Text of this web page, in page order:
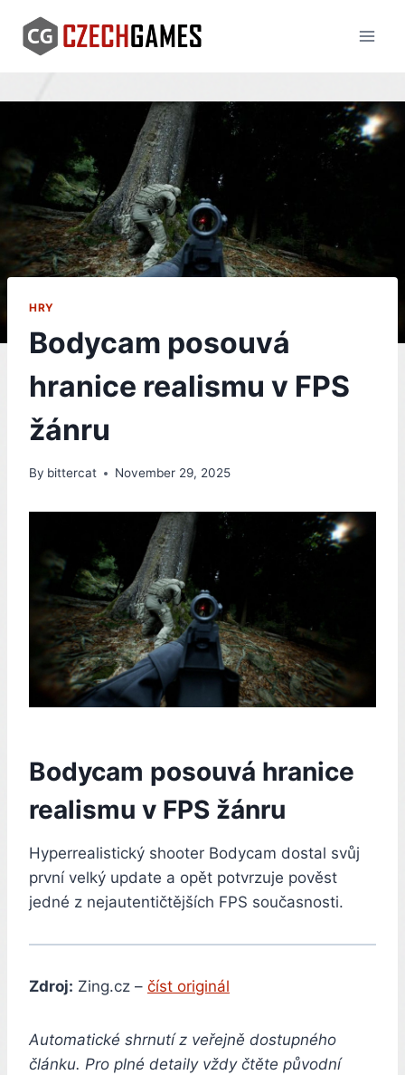
content
HRY
Bodycam posouvá
hranice realismu v FPS
žánru
By bittercat November 29, 2025
Bodycam posouvá hranice
realismu v FPS žánru
Hyperrealistický shooter Bodycam dostal svůj
první velký update a opět potvrzuje pověst
jedné z nejautentičtějších FPS současnosti.
Zdroj: Zing.cz – číst originál
Automatické shrnutí z veřejně dostupného
článku. Pro plné detaily vždy čtěte původní